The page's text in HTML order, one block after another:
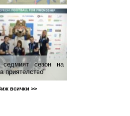
седмият сезон на
приятелство"
всички >>